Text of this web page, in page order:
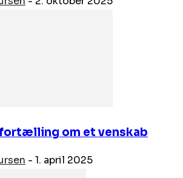
fortælling om et venskab
- 1. april 2025